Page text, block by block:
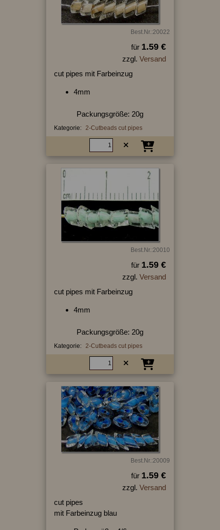
Best.Nr.:20022
für 1.59 €
zzgl. Versand
cut pipes mit Farbeinzug
4mm
Packungsgröße: 20g
Kategorie: 2-Cutbeads cut pipes
Best.Nr.:20010
für 1.59 €
zzgl. Versand
cut pipes mit Farbeinzug
4mm
Packungsgröße: 20g
Kategorie: 2-Cutbeads cut pipes
Best.Nr.:20009
für 1.59 €
zzgl. Versand
cut pipes
mit Farbeinzug blau